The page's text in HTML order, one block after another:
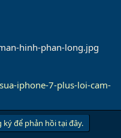
iphone-7-plus-loi-cam-
ký để phản hồi tại đây.